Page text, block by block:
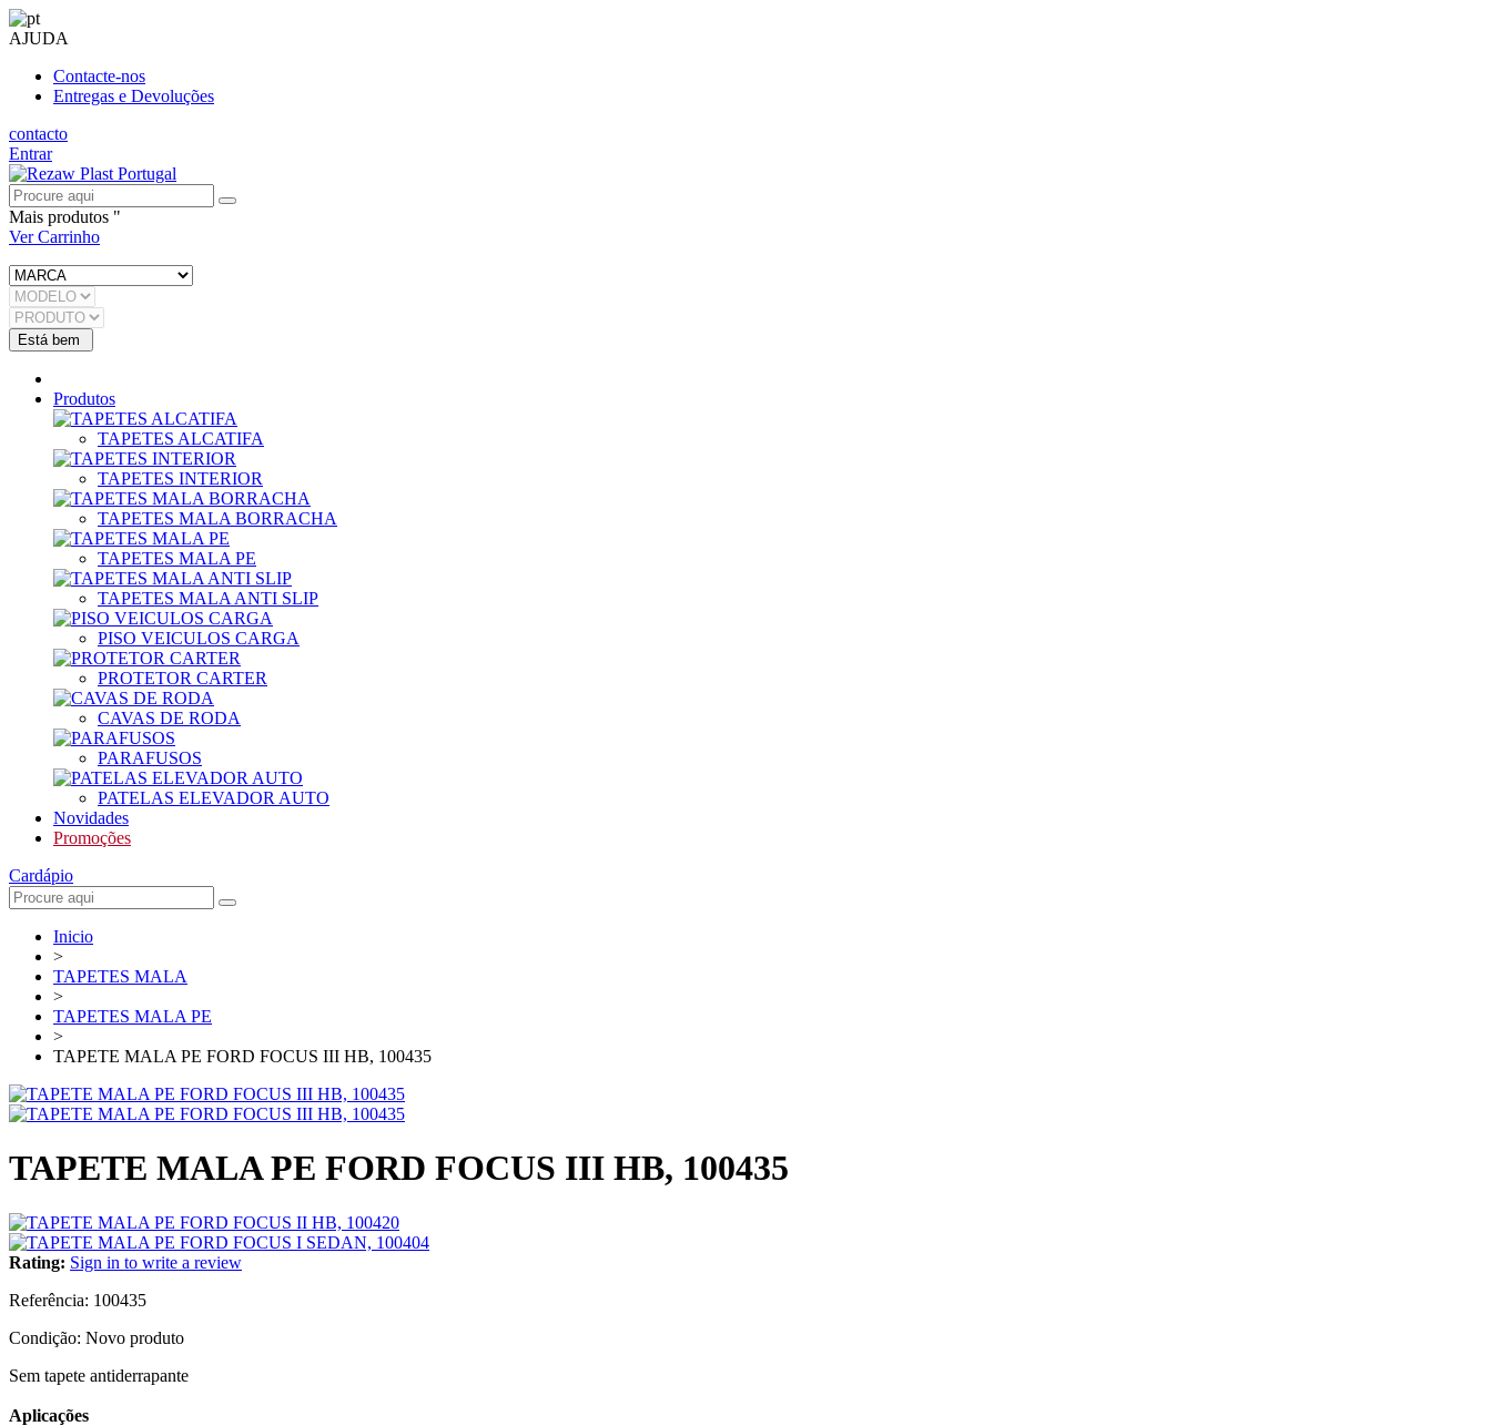
AJUDA
Contacte-nos
Entregas e Devoluções
contacto
Entrar
Mais produtos "
Ver Carrinho
Produtos
TAPETES ALCATIFA
TAPETES INTERIOR
TAPETES MALA BORRACHA
TAPETES MALA PE
TAPETES MALA ANTI SLIP
PISO VEICULOS CARGA
PROTETOR CARTER
CAVAS DE RODA
PARAFUSOS
PATELAS ELEVADOR AUTO
Novidades
Promoções
Cardápio
Inicio
>
TAPETES MALA
>
TAPETES MALA PE
>
TAPETE MALA PE FORD FOCUS III HB, 100435
TAPETE MALA PE FORD FOCUS III HB, 100435
Rating: Sign in to write a review
Referência: 100435
Condição: Novo produto
Sem tapete antiderrapante
Aplicações